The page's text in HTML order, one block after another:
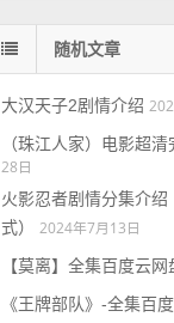
随机文章
大汉天子2剧情介绍
（珠江人家）电影超
28日
火影忍者剧情分集介
式）
2024年7月13日
【莫离】全集百度云
《王牌部队》-全集百